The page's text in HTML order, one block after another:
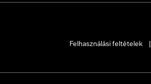
Felhasználási feltételek